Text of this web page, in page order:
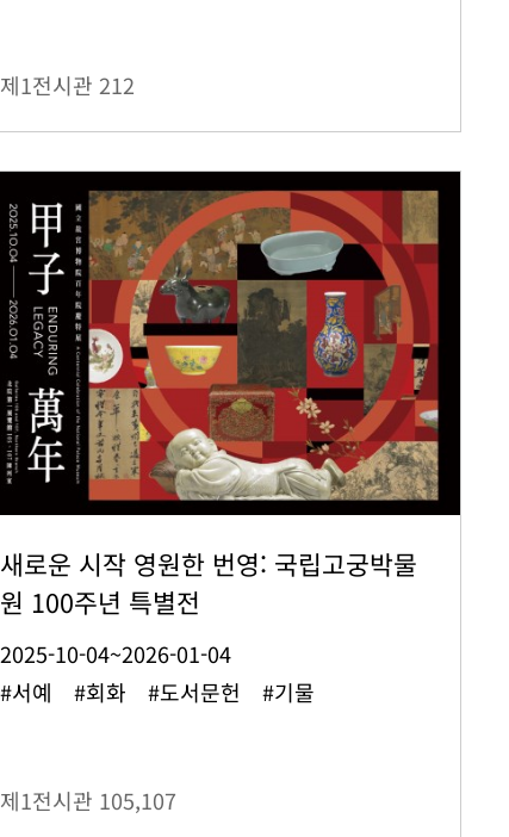
제1전시관 212
새로운 시작 영원한 번영: 국립고궁박물
원 100주년 특별전
2025-10-04~2026-01-04
#서예 #회화 #도서문헌 #기물
제1전시관 105,107